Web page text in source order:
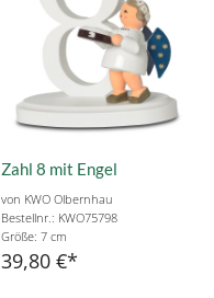
Zahl 8 mit Engel
von KWO Olbernhau
Bestellnr.: KWO75798
Größe: 7 cm
39,80 €